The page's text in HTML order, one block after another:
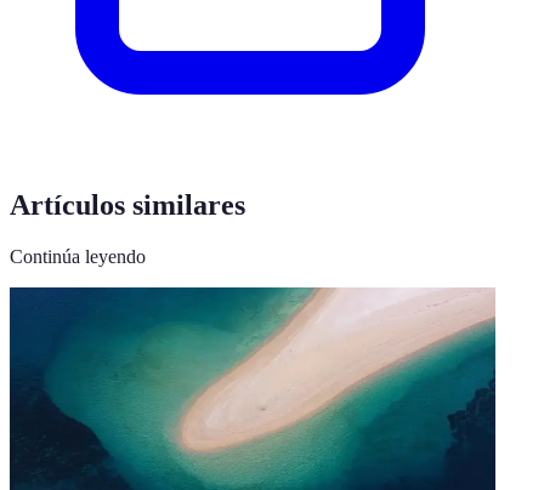
Artículos similares
Continúa leyendo